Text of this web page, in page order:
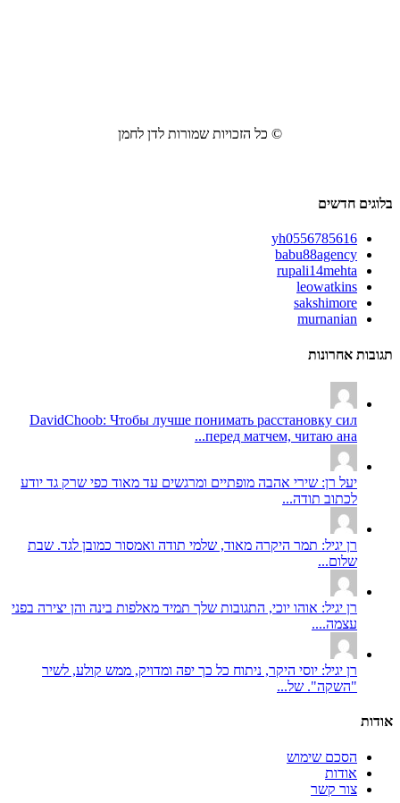
© כל הזכויות שמורות לדן לחמן
בלוגים חדשים
yh0556785616
babu88agency
rupali14mehta
leowatkins
sakshimore
murnanian
תגובות אחרונות
DavidChoob: Чтобы лучше понимать расстановку сил
перед матчем, читаю ана...
יעל רן: שירי אהבה מופתיים ומרגשים עד מאוד כפי שרק גד יודע
לכתוב תודה...
רן יגיל: תמר היקרה מאוד, שלמי תודה ואמסור כמובן לגד. שבת
שלום...
רן יגיל: אוהו יוכי, התגובות שלך תמיד מאלפות בינה והן יצירה בפני
עצמה....
רן יגיל: יוסי היקר, ניתוח כל כך יפה ומדויק, ממש קולע, לשיר
"השקה". של...
אודות
הסכם שימוש
אודות
צור קשר